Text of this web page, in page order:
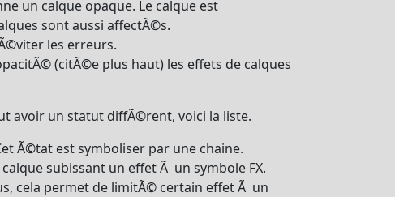
un calque opaque. Le calque est
sont aussi affectÃ©s.
les erreurs.
(citÃ©e plus haut) les effets de calques
avoir un statut diffÃ©rent, voici la liste.
Ã©tat est symboliser par une chaine.
subissant un effet Ã un symbole FX.
cela permet de limitÃ© certain effet Ã un